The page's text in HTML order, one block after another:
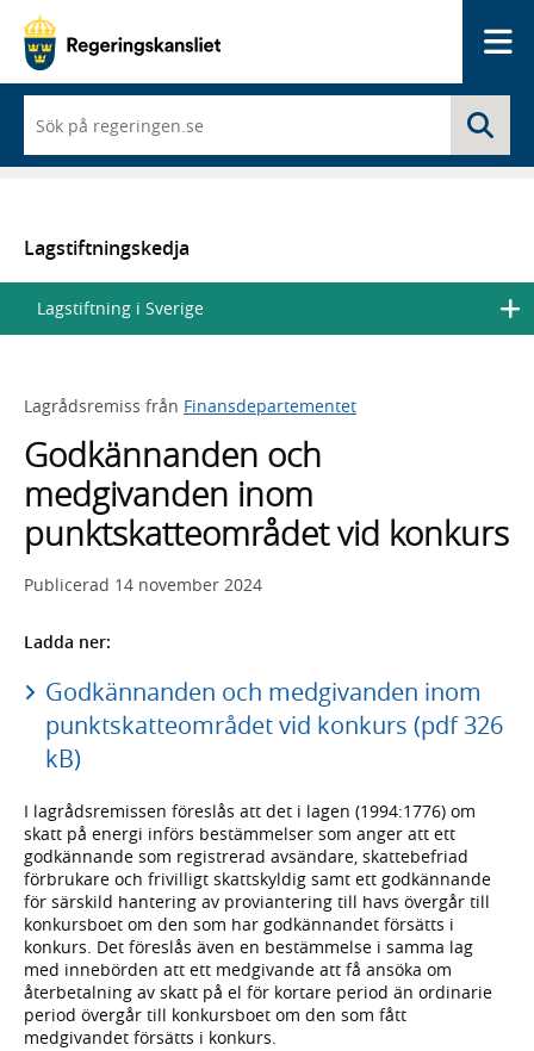
du
börjar
skriva
en
lista
med
sökförslag
Lagstiftningskedja
Lagstiftning i Sverige
Lagrådsremiss från Finansdepartementet
Godkännanden och
medgivanden inom
punktskatteområdet vid konkurs
Publicerad 14 november 2024
Ladda ner:
Godkännanden och medgivanden inom
punktskatteområdet vid konkurs (pdf 326
kB)
I lagrådsremissen föreslås att det i lagen (1994:1776) om
skatt på energi införs bestämmelser som anger att ett
godkännande som registrerad avsändare, skattebefriad
förbrukare och frivilligt skattskyldig samt ett godkännande
för särskild hantering av proviantering till havs övergår till
konkursboet om den som har godkännandet försätts i
konkurs. Det föreslås även en bestämmelse i samma lag
med innebörden att ett medgivande att få ansöka om
återbetalning av skatt på el för kortare period än ordinarie
period övergår till konkursboet om den som fått
medgivandet försätts i konkurs.